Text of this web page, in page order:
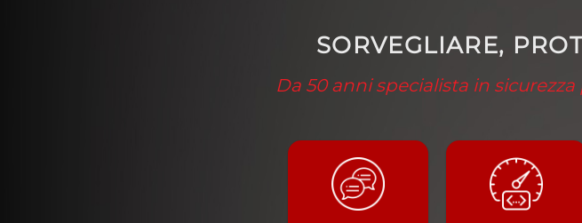
SORVEGLIARE,
Da 50 anni specialista in